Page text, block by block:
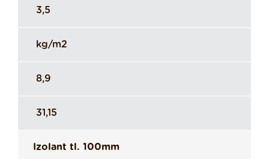
3,5
kg/m2
8,9
31,15
Izolant tl. 100mm